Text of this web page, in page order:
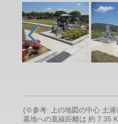
(※参考: 上の地図の中心 土浦
墓地への直線距離は 約 7.35